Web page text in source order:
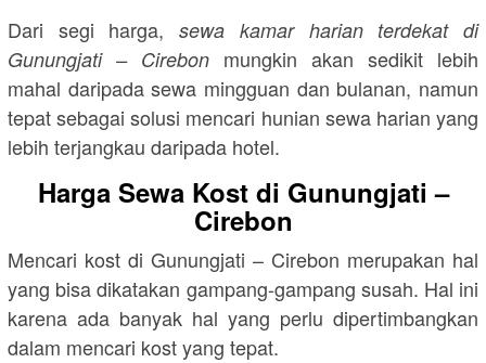
Dari segi harga,sewa kamar harian terdekat di
Gunungjati – Cirebon mungkin akan sedikit lebih
mahal daripada sewa mingguan dan bulanan, namun
tepat sebagai solusi mencari hunian sewa harian yang
lebih terjangkau daripada hotel.
Harga Sewa Kost di Gunungjati –
Cirebon
Mencari kost di Gunungjati – Cirebon merupakan hal
yang bisa dikatakan gampang-gampang susah. Hal ini
karena ada banyak hal yang perlu dipertimbangkan
dalam mencari kost yang tepat.